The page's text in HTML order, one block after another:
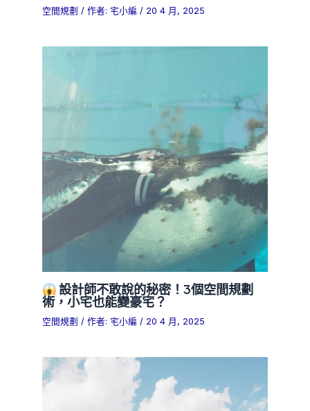
空間規劃 / 作者: 宅小編/ 20 4 月, 2025
設計師不敢說的秘密！3個空間規劃
術，小宅也能變豪宅？
空間規劃 / 作者: 宅小編/ 20 4 月, 2025